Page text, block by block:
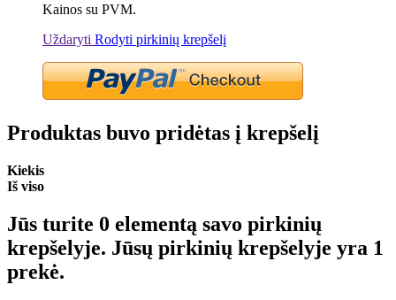
Kainos su PVM.
Uždaryti Rodyti pirkinių krepšelį
Produktas buvo pridėtas į krepšelį
Kiekis
Iš viso
Jūs turite 0 elementą savo pirkinių
krepšelyje. Jūsų pirkinių krepšelyje yra 1
prekė.